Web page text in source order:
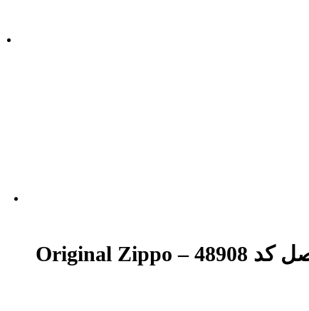
فندک زیپو اصل کد 48908 – Original Zippo